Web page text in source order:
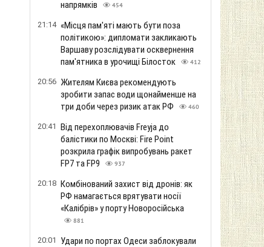
напрямків
454
21:14 «Місця пам'яті мають бути поза
політикою»: дипломати закликають
Варшаву розслідувати осквернення
пам'ятника в урочищі Білосток
412
20:56 Жителям Києва рекомендують
зробити запас води щонайменше на
три доби через ризик атак РФ
460
20:41 Від перехоплювачів Freyja до
балістики по Москві: Fire Point
розкрила графік випробувань ракет
FP7 та FP9
937
20:18 Комбінований захист від дронів: як
РФ намагається врятувати носії
«Калібрів» у порту Новоросійська
881
20:01
Удари по портах Одеси заблокували